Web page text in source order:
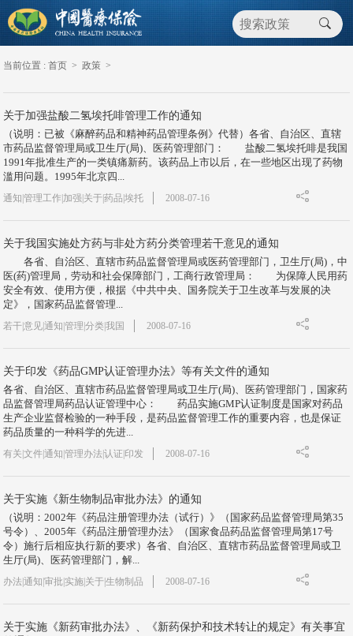
当前位置 : 首页 > 政策 >
关于加强盐酸二氢埃托啡管理工作的通知
（说明：已被《麻醉药品和精神药品管理条例》代替）各省、自治区、直辖
市药品监督管理局或卫生厅(局)、医药管理部门： 盐酸二氢埃托啡是我国
1991年批准生产的一类镇痛新药。该药品上市以后，在一些地区出现了药物
滥用问题。1995年北京四...
通知|管理工作|加强|关于|药品|埃托 2008-07-16
关于我国实施处方药与非处方药分类管理若干意见的通知
各省、自治区、直辖市药品监督管理局或医药管理部门，卫生厅(局)，中
医(药)管理局，劳动和社会保障部门，工商行政管理局： 为保障人民用药
安全有效、使用方便，根据《中共中央、国务院关于卫生改革与发展的决
定》，国家药品监督管理...
若干|意见|通知|管理|分类|我国 2008-07-16
关于印发《药品GMP认证管理办法》等有关文件的通知
各省、自治区、直辖市药品监督管理局或卫生厅(局)、医药管理部门，国家药
品监督管理局药品认证管理中心： 药品实施GMP认证制度是国家对药品
生产企业监督检验的一种手段，是药品监督管理工作的重要内容，也是保证
药品质量的一种科学的先进...
有关|文件|通知|管理办法|认证|印发 2008-07-16
关于实施《新生物制品审批办法》的通知
（说明：2002年《药品注册管理办法（试行）》（国家药品监督管理局第35
号令）、2005年《药品注册管理办法》（国家食品药品监督管理局第17号
令）施行后相应执行新的要求）各省、自治区、直辖市药品监督管理局或卫
生厅(局)、医药管理部门，解...
办法|通知|审批|实施|关于|生物制品 2008-07-16
关于实施《新药审批办法》、《新药保护和技术转让的规定》有关事宜